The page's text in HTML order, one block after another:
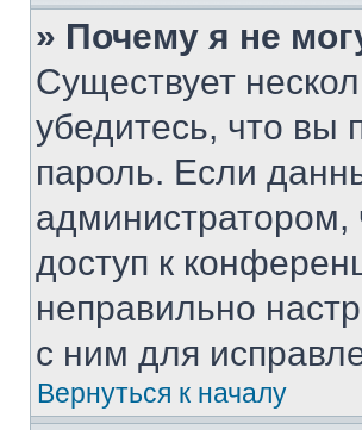
» Почему я не
Существует
убедитесь, что вы
пароль. Если
доступ к
неправильно
с ним для
Вернуться к началу